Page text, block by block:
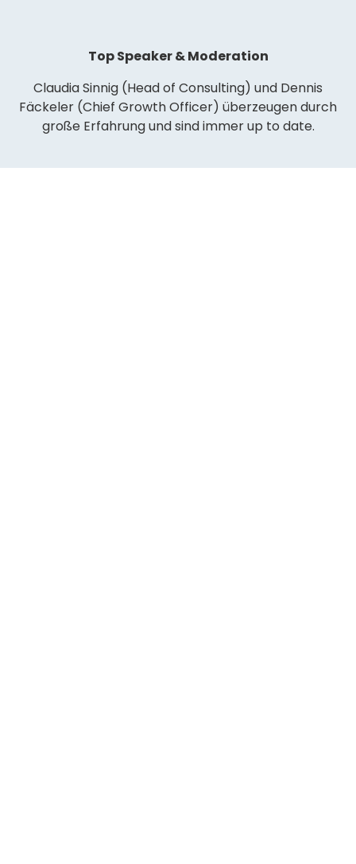
Top Speaker & Moderation
Claudia Sinnig (Head of Consulting) und Dennis
Fäckeler (Chief Growth Officer) überzeugen durch
große Erfahrung und sind immer up to date.